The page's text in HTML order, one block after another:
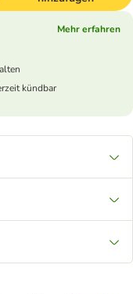
Mehr erfahren
kündbar